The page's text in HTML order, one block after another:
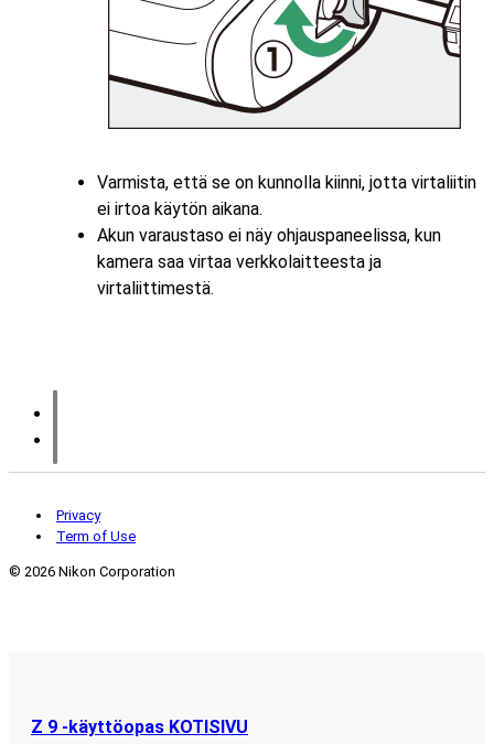
Varmista, että se on kunnolla kiinni, jotta virtaliitin
ei irtoa käytön aikana.
Akun varaustaso ei näy ohjauspaneelissa, kun
kamera saa virtaa verkkolaitteesta ja
virtaliittimestä.
Privacy
Term of Use
© 2026 Nikon Corporation
Z 9 -käyttöopas KOTISIVU